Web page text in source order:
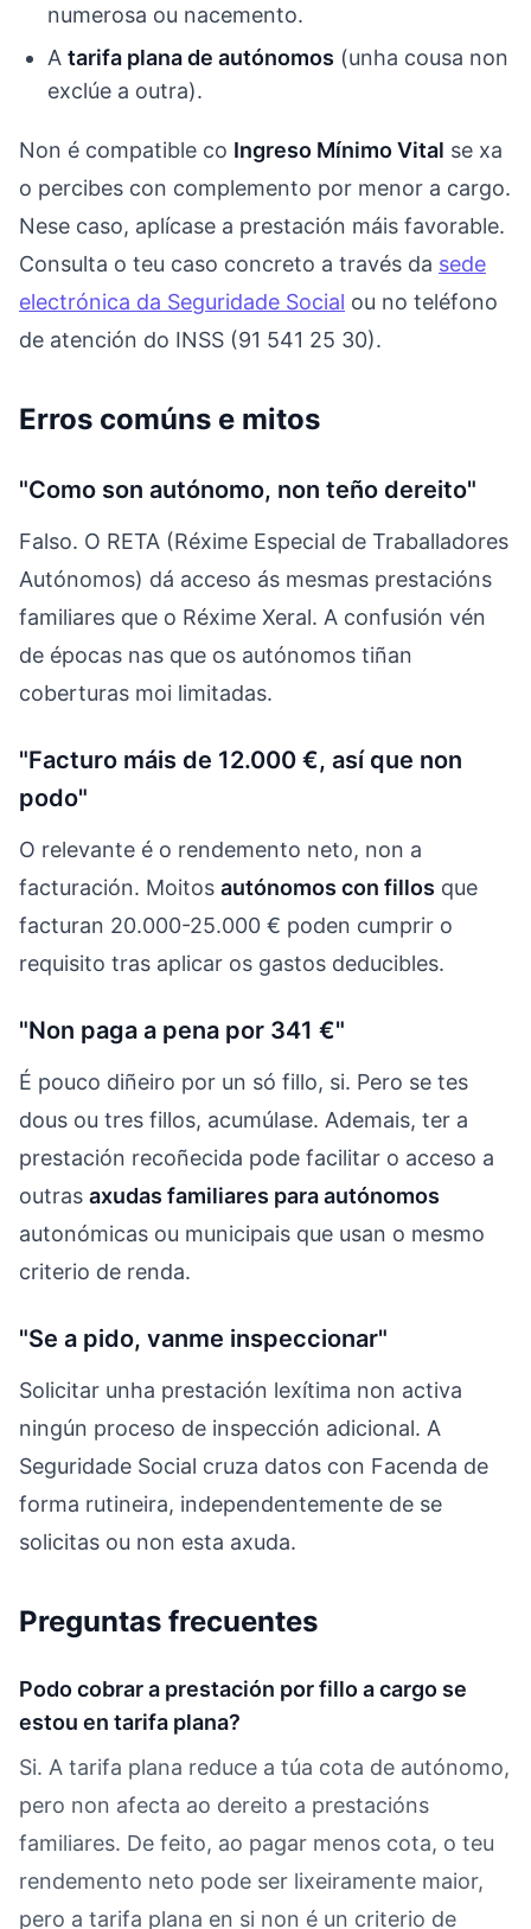
numerosa ou nacemento.
A tarifa plana de autónomos (unha cousa non
exclúe a outra).
Non é compatible co Ingreso Mínimo Vital se xa
o percibes con complemento por menor a cargo.
Nese caso, aplícase a prestación máis favorable.
Consulta o teu caso concreto a través da sede
electrónica da Seguridade Social ou no teléfono
de atención do INSS (91 541 25 30).
Erros comúns e mitos
"Como son autónomo, non teño dereito"
Falso. O RETA (Réxime Especial de Traballadores
Autónomos) dá acceso ás mesmas prestacións
familiares que o Réxime Xeral. A confusión vén
de épocas nas que os autónomos tiñan
coberturas moi limitadas.
"Facturo máis de 12.000 €, así que non
podo"
O relevante é o rendemento neto, non a
facturación. Moitos autónomos con fillos que
facturan 20.000-25.000 € poden cumprir o
requisito tras aplicar os gastos deducibles.
"Non paga a pena por 341 €"
É pouco diñeiro por un só fillo, si. Pero se tes
dous ou tres fillos, acumúlase. Ademais, ter a
prestación recoñecida pode facilitar o acceso a
outras axudas familiares para autónomos
autonómicas ou municipais que usan o mesmo
criterio de renda.
"Se a pido, vanme inspeccionar"
Solicitar unha prestación lexítima non activa
ningún proceso de inspección adicional. A
Seguridade Social cruza datos con Facenda de
forma rutineira, independentemente de se
solicitas ou non esta axuda.
Preguntas frecuentes
Podo cobrar a prestación por fillo a cargo se
estou en tarifa plana?
Si. A tarifa plana reduce a túa cota de autónomo,
pero non afecta ao dereito a prestacións
familiares. De feito, ao pagar menos cota, o teu
rendemento neto pode ser lixeiramente maior,
pero a tarifa plana en si non é un criterio de